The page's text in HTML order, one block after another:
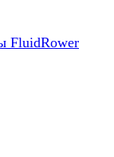
FluidRower